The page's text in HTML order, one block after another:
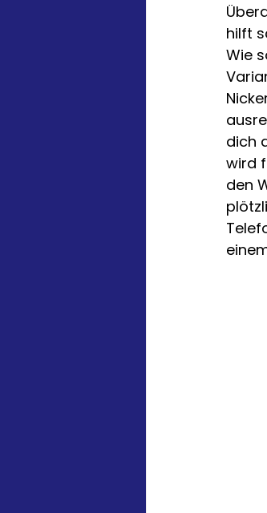
hilft
Wie
dich
wird
den